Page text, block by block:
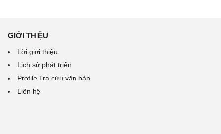
GIỚI THIỆU
Lời giới thiệu
Lịch sử phát triển
Profile Tra cứu văn bản
Liên hệ